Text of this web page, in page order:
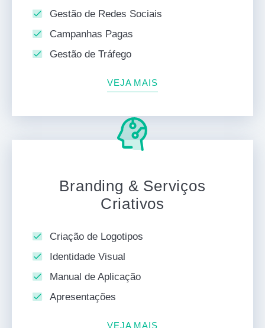
Gestão de Redes Sociais
Campanhas Pagas
Gestão de Tráfego
VEJA MAIS
Branding & Serviços
Criativos
Criação de Logotipos
Identidade Visual
Manual de Aplicação
Apresentações
VEJA MAIS